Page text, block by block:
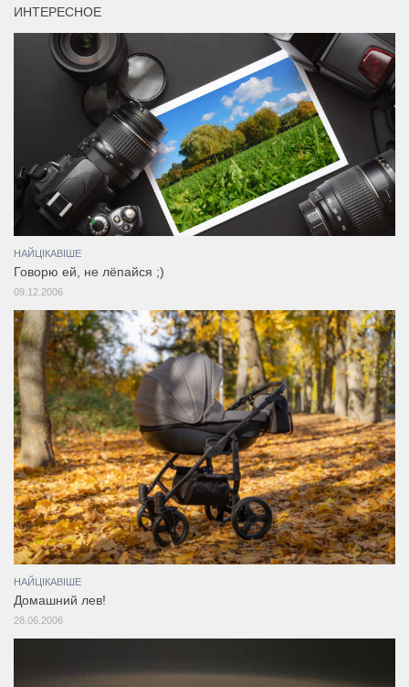
ИНТЕРЕСНОЕ
НАЙЦІКАВІШЕ
Говорю ей, не лёпайся ;)
09.12.2006
НАЙЦІКАВІШЕ
Домашний лев!
28.06.2006